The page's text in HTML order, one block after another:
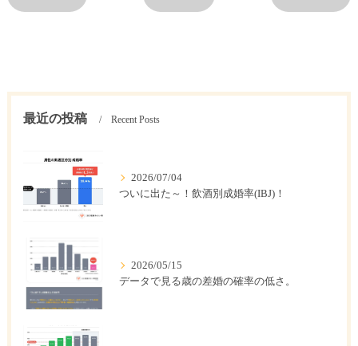
最近の投稿 Recent Posts
2026/07/04
ついに出た～！飲酒別成婚率(IBJ)！
2026/05/15
データで見る歳の差婚の確率の低さ。